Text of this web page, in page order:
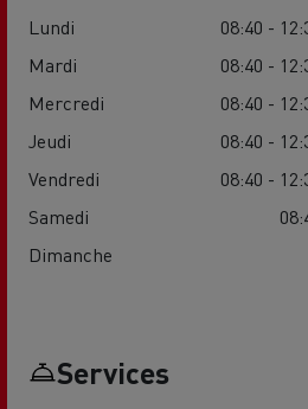
Lundi
08:40 -
Mardi
08:40 -
Mercredi
08:40 -
Jeudi
08:40 -
Vendredi
08:40 -
Samedi
Dimanche
Services